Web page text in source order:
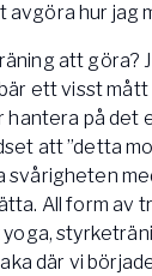
avgöra hur jag
att göra?
ett visst
hantera på det
att ”detta
svårigheten
All form av
där vi